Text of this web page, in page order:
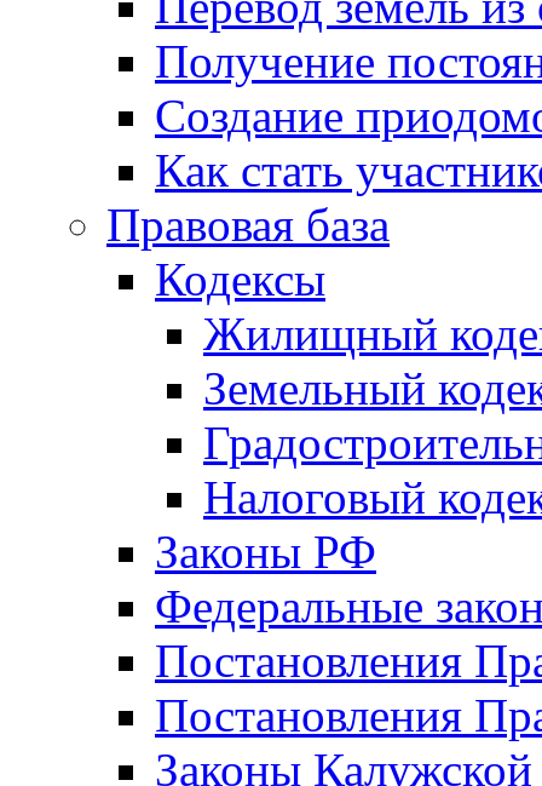
Получение
Создание
Как стать
Правовая база
Кодексы
Жилищный
Земельный
Налоговый
Законы РФ
Федеральные
Постановления
Постановления
Законы Калужской